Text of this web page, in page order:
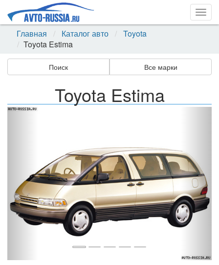
Главная
Каталог авто
Toyota
Toyota Estima
Поиск Все марки
Toyota Estima
Назад